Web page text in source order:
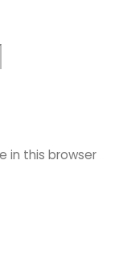
in this browser